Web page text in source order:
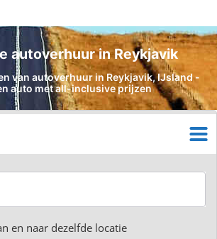
autoverhuur in Reykjavik
van autoverhuur in Reykjavik, IJsland -
auto met all-inclusive prijzen
en naar dezelfde locatie